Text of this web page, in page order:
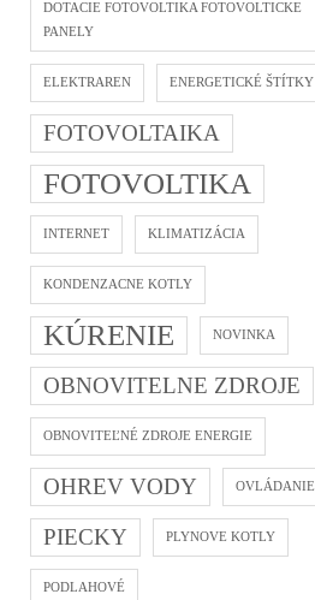
DOTACIE FOTOVOLTIKA FOTOVOLTICKE
PANELY
ELEKTRAREN ENERGETICKÉ ŠTÍTKY
FOTOVOLTAIKA
FOTOVOLTIKA
INTERNET KLIMATIZÁCIA
KONDENZACNE KOTLY
KÚRENIE NOVINKA
OBNOVITELNE ZDROJE
OBNOVITEĽNÉ ZDROJE ENERGIE
OHREV VODY OVLÁDANIE
PIECKY PLYNOVE KOTLY
PODLAHOVÉ